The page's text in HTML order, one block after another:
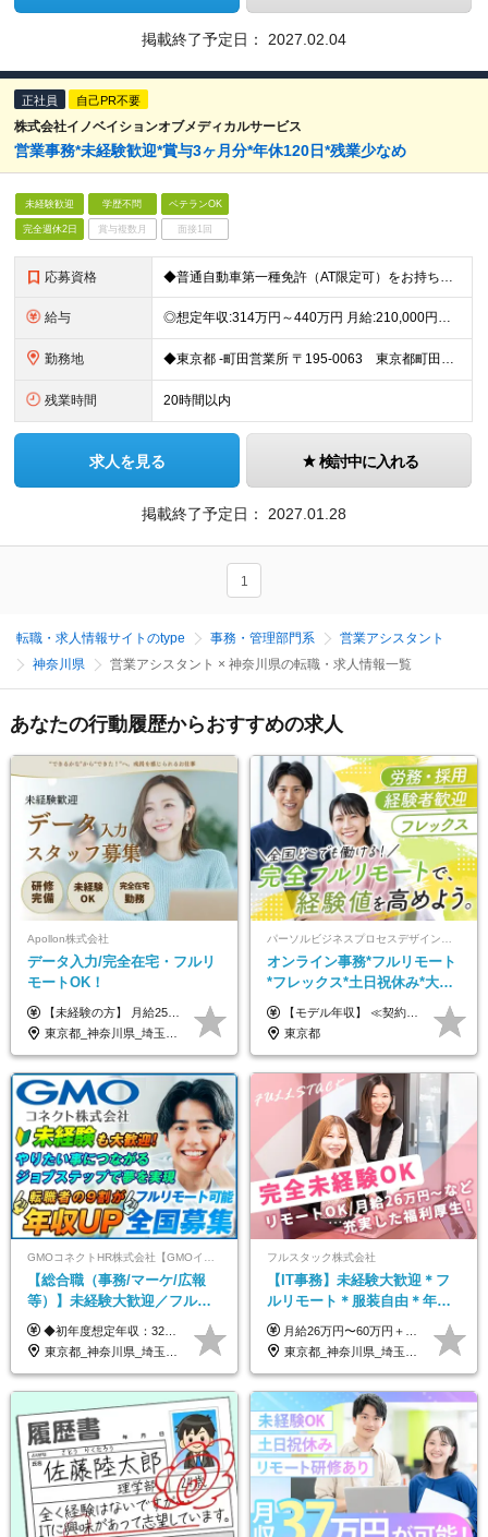
掲載終了予定日： 2027.02.04
正社員 自己PR不要
株式会社イノベイションオブメディカルサービス
営業事務*未経験歓迎*賞与3ヶ月分*年休120日*残業少なめ
未経験歓迎 学歴不問 ベテランOK
完全週休2日 賞与複数月 面接1回
応募資格 ◆普通自動車第一種免許（AT限定可）をお持ちの方 ※取得見込みの方もOK！ ◆事務未経験OK ◆学歴不問
給与 ◎想定年収:314万円～440万円 月給:210,000円～274,000円 ※残業代は全額別途支給します ※試用期間3ヶ月間の給与・待遇・休日休暇等の差異はありません
勤務地 ◆東京都 ‐町田営業所 〒195-0063 東京都町田市野津田町1060 ‐国立営業所 〒186-0012 東京都国立市泉3丁目26番地17号 ‐東大和営業所 〒207-0013 東京都東大和市向原4
残業時間 20時間以内
求人を見る 検討中に入れる
掲載終了予定日： 2027.01.28
1
転職・求人情報サイトのtype 事務・管理部門系
営業アシスタント
神奈川県
営業アシスタント × 神奈川県の転職・求人情報一覧
あなたの行動履歴からおすすめの求人
Apollon株式会社
データ入力/完全在宅・フルリ
モートOK！
【未経験の方】 月給25.5万円以上＋各種手当 【事務経験3年以上の方】 月給28万円以上＋各種手当 ※経験・スキル・年齢を考慮の上、決定します ※試用期間：3ヶ月(雇用形態は正社員、給与・待遇に変更はありません) ※残業代は全額別途支給 ※昇給：年1回（査定あり） ※賞与：年3回（業績に応じて支給） ＼努力がしっかり評価される環境です！／ 「どんなスキルを身につければ昇給できるか」が明確だから、 着実に成長しながら収入アップを目指せます。
東京都_神奈川県_埼玉県_千葉県_大阪府_愛知県_北海道_青森県_岩手県_宮城県_秋田県_山形県_福島県_茨城県_栃木県_群馬県_新潟県_山梨県_長野県_富山県_石川県_福井県_静岡県_岐阜県_三重県_兵庫県_京都府_滋賀県_奈良県_和歌山県_広島県_岡山県_鳥取県_島根県_山口県_徳島県_香川県_愛媛県_高知県_福岡県_熊本県_佐賀県_長崎県_大分県_宮崎県_鹿児島県_沖縄県
パーソルビジネスプロセスデザイン株式会社 事業開発本部
オンライン事務*フルリモート
*フレックス*土日祝休み*大手
パーソルグループ*オンライン
面接*30～40代活躍中
【モデル年収】 ≪契約社員≫ 年収330万円 (基本給23万 ＋ 地区手当3万円 ＋ 賞与)：都内在住 年収264万円 (基本給21万 ＋ 賞与)：静岡県在住 --------------- ●月給21万円～28万9900円＋賞与（年2回）＋各種手当 ●1年目想定給与：年収264万円～364万円 ●経験やスキルに応じて優遇します！ ※お住まいの地域により0～3万円の地区手当を支給しております ※試用期間中（3ヶ月間）の雇用形態および待遇に差異はありません ※残業代については選考時に詳細をご説明します ※通算契約期間の上限は5年となります ≪アルバイト≫ ●時給1,250円～2,300円 ●経験やスキルに応じて優遇します！ ●ご希望に応じ、扶養内での勤務も可能です！ ※試用期間中の雇用形態および待遇に差異はありません
東京都
【総合職（事務/マーケ/広報
等）】未経験大歓迎／フルリ
モ可で全国募集！年収アップ
多数★年休最大130日★
◆初年度想定年収：320万円〜840万円 【関東／一都三県】月給24万円〜70万円 【関西・東海地方】月給23万円〜65万円 【その他の地方等】月給22万円〜60万円 ※ご経験・スキル・前職給与などを考慮の上決定いたします。 ◉固定残業代制（固定残業代10,000円含） 固定残業代は7時間分・時間超過分は追加支給 ≪月給例≫ ・月給54万円（29歳／入社3年目） ・月給38万円（26歳／入社2年目） ・月給28万円（24歳／入社1年目） ※試用期間は6ヶ月で、その間の雇用形態は契約社員です。そのほかの条件に変更はありません。
東京都_神奈川県_埼玉県_千葉県_大阪府_愛知県_北海道_青森県_岩手県_宮城県_秋田県_山形県_福島県_茨城県_栃木県_群馬県_新潟県_山梨県_長野県_富山県_石川県_福井県_静岡県_岐阜県_三重県_兵庫県_京都府_滋賀県_奈良県_和歌山県_広島県_岡山県_鳥取県_島根県_山口県_徳島県_香川県_愛媛県_高知県_福岡県_熊本県_佐賀県_長崎県_大分県_宮崎県_鹿児島県_沖縄県
フルスタック株式会社
【IT事務】未経験大歓迎＊フ
ルリモート＊服装自由＊年休
125日以上＊残業なし＊月給26
万円以上
月給26万円〜60万円＋諸手当＋インセンティブ（２種）＋賞与 ★Point 設立から9ヶ月で全社員2万円の昇給実績 ※成果はしっかりと還元いたします！ ★Point 100％年収UPでの待遇提示も可能！ ※経験者であれば、100％年収アップも実現可能です。 ※試用期間最大2ヶ月/月給22万円〜
東京都_神奈川県_埼玉県_千葉県_茨城県